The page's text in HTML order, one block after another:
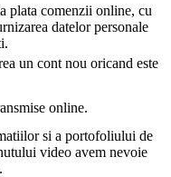
plata comenzii online, cu
datelor personale
un cont nou oricand este
online.
si a portofoliului de
video avem nevoie